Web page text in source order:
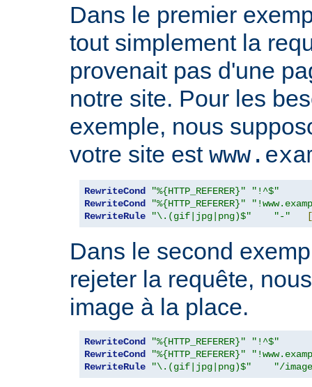
Dans le premier
tout simplement la
provenait pas d'une
notre site. Pour les
exemple, nous
votre site est
RewriteCond "%{HTTP_REFERER}"
"!^$"
RewriteCond
"%{HTTP_REFERER}"
RewriteRule
"\.(gif|jpg|png)$" "-" [
Dans le second
rejeter la requête,
image à la place.
RewriteCond "%{HTTP_REFERER}"
"!^$"
RewriteCond
"%{HTTP_REFERER}"
RewriteRule
"\.(gif|jpg|png)$" "/